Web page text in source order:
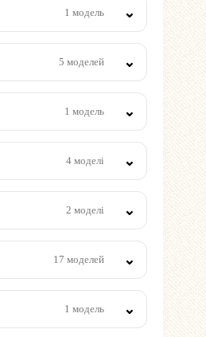
1 модель
5 моделей
1 модель
4 моделі
2 моделі
17 моделей
1 модель